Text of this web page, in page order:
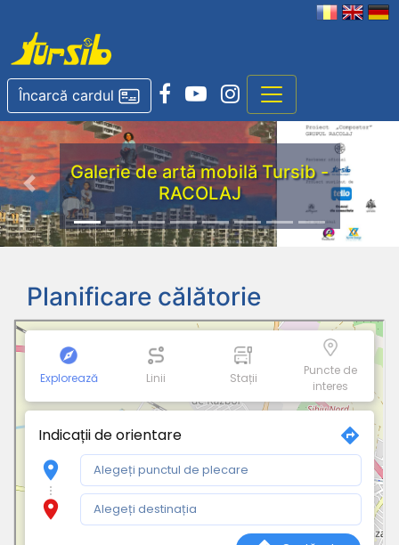
Încarcă cardul
Galerie de artă mobilă Tursib -
RACOLAJ
Previous
Planificare călătorie